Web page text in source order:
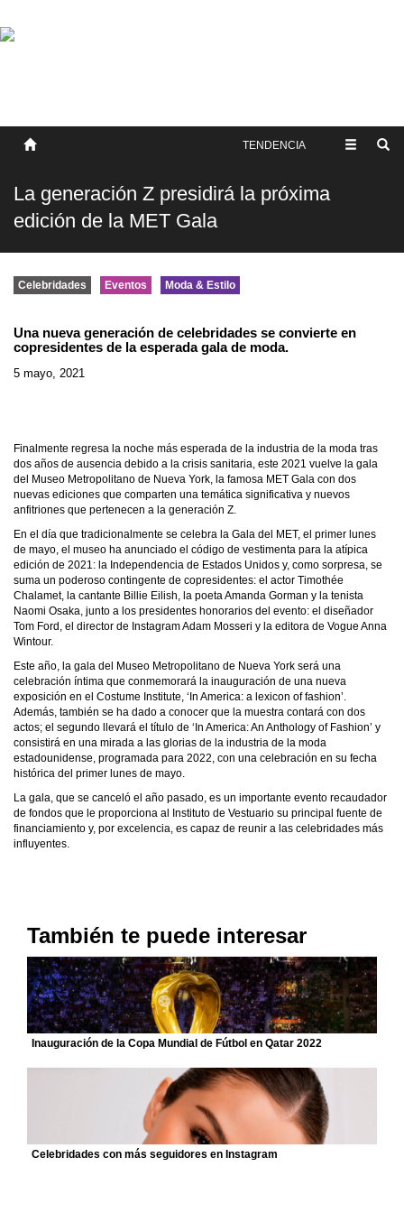
SOBRE NOSOTROS
TENDENCIA
La generación Z presidirá la próxima
edición de la MET Gala
Celebridades Eventos Moda & Estilo
Una nueva generación de celebridades se convierte en
copresidentes de la esperada gala de moda.
5 mayo, 2021
Finalmente regresa la noche más esperada de la industria de la moda tras
dos años de ausencia debido a la crisis sanitaria, este 2021 vuelve la gala
del Museo Metropolitano de Nueva York, la famosa MET Gala con dos
nuevas ediciones que comparten una temática significativa y nuevos
anfitriones que pertenecen a la generación Z.
En el día que tradicionalmente se celebra la Gala del MET, el primer lunes
de mayo, el museo ha anunciado el código de vestimenta para la atípica
edición de 2021: la Independencia de Estados Unidos y, como sorpresa, se
suma un poderoso contingente de copresidentes: el actor Timothée
Chalamet, la cantante Billie Eilish, la poeta Amanda Gorman y la tenista
Naomi Osaka, junto a los presidentes honorarios del evento: el diseñador
Tom Ford, el director de Instagram Adam Mosseri y la editora de Vogue Anna
Wintour.
Este año, la gala del Museo Metropolitano de Nueva York será una
celebración íntima que conmemorará la inauguración de una nueva
exposición en el Costume Institute, ‘In America: a lexicon of fashion’.
Además, también se ha dado a conocer que la muestra contará con dos
actos; el segundo llevará el título de ‘In America: An Anthology of Fashion’ y
consistirá en una mirada a las glorias de la industria de la moda
estadounidense, programada para 2022, con una celebración en su fecha
histórica del primer lunes de mayo.
La gala, que se canceló el año pasado, es un importante evento recaudador
de fondos que le proporciona al Instituto de Vestuario su principal fuente de
financiamiento y, por excelencia, es capaz de reunir a las celebridades más
influyentes.
También te puede interesar
Inauguración de la Copa Mundial de Fútbol en Qatar 2022
Celebridades con más seguidores en Instagram